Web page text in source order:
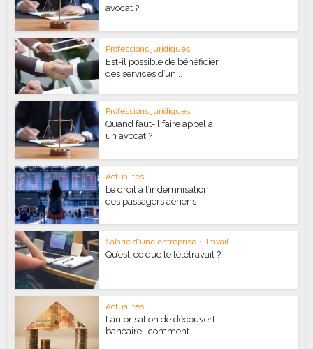
avocat ?
Professions juridiques
Est-il possible de bénéficier
des services d’un...
Professions juridiques
Quand faut-il faire appel à
un avocat ?
Actualités
Le droit à l’indemnisation
des passagers aériens
Salarié d'une entreprise • Travail
Qu’est-ce que le télétravail ?
Actualités
L’autorisation de découvert
bancaire : comment...